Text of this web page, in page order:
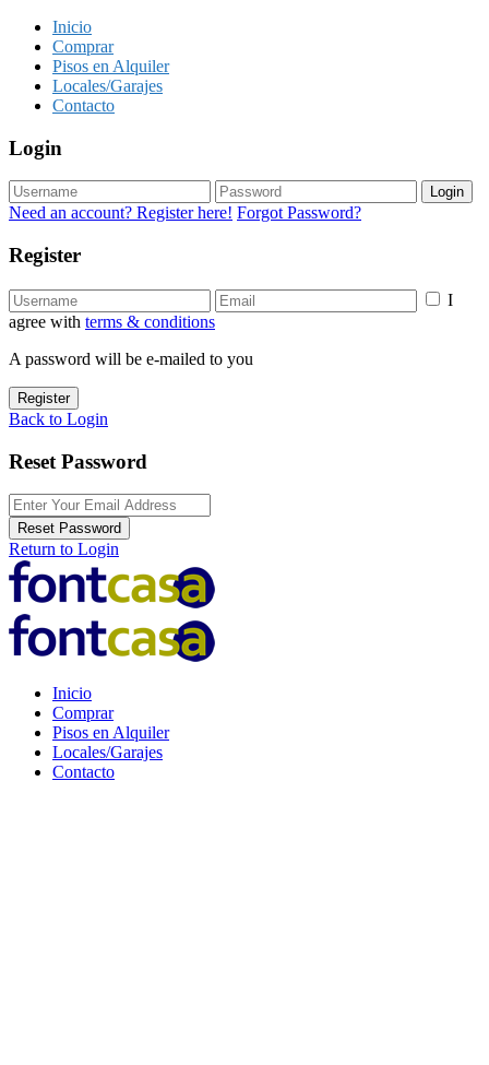
Inicio
Comprar
Pisos en Alquiler
Locales/Garajes
Contacto
Login
Login
Need an account? Register here! Forgot Password?
Register
I
agree with terms & conditions
A password will be e-mailed to you
Register
Back to Login
Reset Password
Reset Password
Return to Login
Inicio
Comprar
Pisos en Alquiler
Locales/Garajes
Contacto